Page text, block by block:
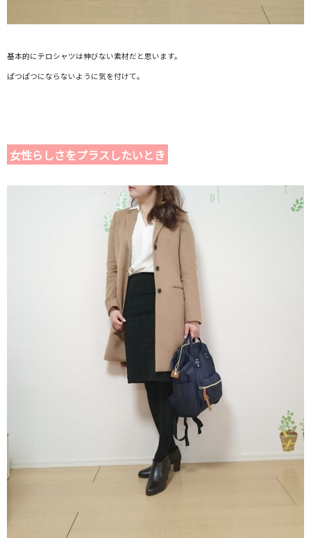
基本的にテロシャツは伸びない素材だと思います。
ぱつぱつにならないように気を付けて。
女性らしさをプラスしたいとき